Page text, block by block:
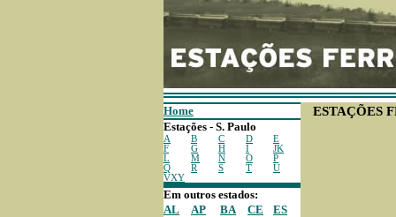
Home
Estações - S. Paulo
A B C D
E
F
G H I
JK
L
M N O
P
Q
R S T
U
VXY
Em outros estados:
AL
AP BA CE
ES
ESTAÇÕES